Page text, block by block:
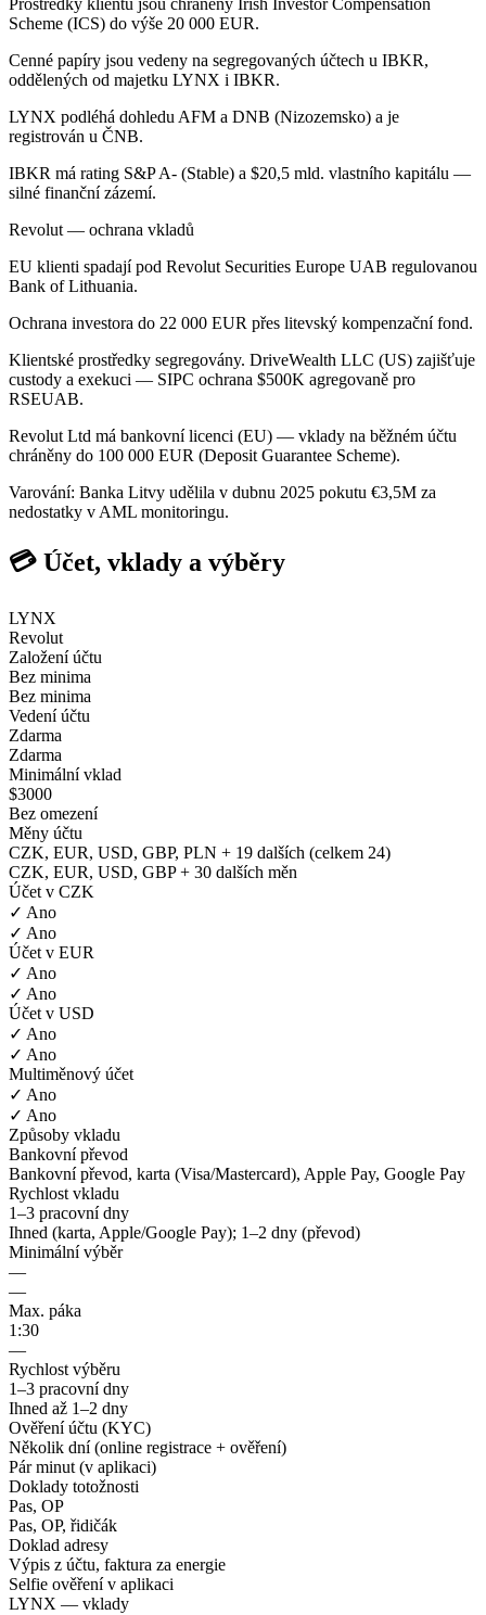
Scheme (ICS) do výše 20 000 EUR.
Cenné papíry jsou vedeny na segregovaných účtech u IBKR,
oddělených od majetku LYNX i IBKR.
LYNX podléhá dohledu AFM a DNB (Nizozemsko) a je
registrován u ČNB.
IBKR má rating S&P A- (Stable) a $20,5 mld. vlastního kapitálu —
silné finanční zázemí.
Revolut — ochrana vkladů
EU klienti spadají pod Revolut Securities Europe UAB regulovanou
Bank of Lithuania.
Ochrana investora do 22 000 EUR přes litevský kompenzační fond.
Klientské prostředky segregovány. DriveWealth LLC (US) zajišťuje
custody a exekuci — SIPC ochrana $500K agregovaně pro
RSEUAB.
Revolut Ltd má bankovní licenci (EU) — vklady na běžném účtu
chráněny do 100 000 EUR (Deposit Guarantee Scheme).
Varování: Banka Litvy udělila v dubnu 2025 pokutu €3,5M za
nedostatky v AML monitoringu.
💳 Účet, vklady a výběry
LYNX
Revolut
Založení účtu
Bez minima
Bez minima
Vedení účtu
Zdarma
Zdarma
Minimální vklad
$3000
Bez omezení
Měny účtu
CZK, EUR, USD, GBP, PLN + 19 dalších (celkem 24)
CZK, EUR, USD, GBP + 30 dalších měn
Účet v CZK
✓ Ano
✓ Ano
Účet v EUR
✓ Ano
✓ Ano
Účet v USD
✓ Ano
✓ Ano
Multiměnový účet
✓ Ano
✓ Ano
Způsoby vkladu
Bankovní převod
Bankovní převod, karta (Visa/Mastercard), Apple Pay, Google Pay
Rychlost vkladu
1–3 pracovní dny
Ihned (karta, Apple/Google Pay); 1–2 dny (převod)
Minimální výběr
—
—
Max. páka
1:30
—
Rychlost výběru
1–3 pracovní dny
Ihned až 1–2 dny
Ověření účtu (KYC)
Několik dní (online registrace + ověření)
Pár minut (v aplikaci)
Doklady totožnosti
Pas, OP
Pas, OP, řidičák
Doklad adresy
Výpis z účtu, faktura za energie
Selfie ověření v aplikaci
LYNX — vklady